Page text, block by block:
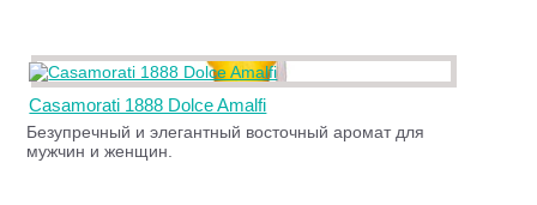
Casamorati 1888 Dolce Amalfi
Безупречный и элегантный восточный аромат для
мужчин и женщин.